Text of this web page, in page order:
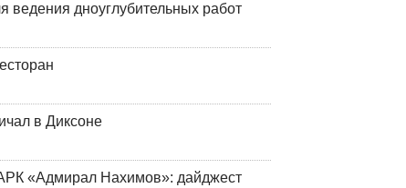
ведения дноуглубительных работ
в Диксоне
«Адмирал Нахимов»: дайджест